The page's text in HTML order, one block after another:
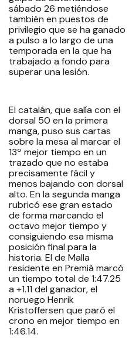
sábado 26 metiéndose
también en puestos de
privilegio que se ha ganado
a pulso a lo largo de una
temporada en la que ha
trabajado a fondo para
superar una lesión.
El catalán, que salía con el
dorsal 50 en la primera
manga, puso sus cartas
sobre la mesa al marcar el
13º mejor tiempo en un
trazado que no estaba
precisamente fácil y
menos bajando con dorsal
alto. En la segunda manga
rubricó ese gran estado
de forma marcando el
octavo mejor tiempo y
consiguiendo esa misma
posición final para la
historia. El de Malla
residente en Premià marcó
un tiempo total de 1:47.25
a +1.11 del ganador, el
noruego Henrik
Kristoffersen que paró el
crono en mejor tiempo en
1:46.14.